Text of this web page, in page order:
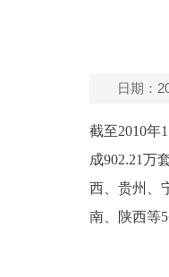
日期：
截至2010年
成902.21万
西、贵州、
南、陕西等5